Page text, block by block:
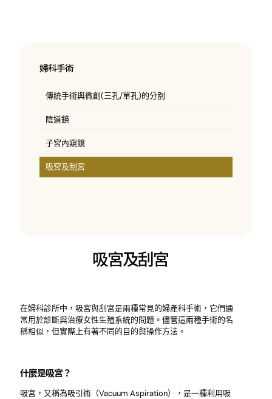
吸宮及刮宮
在婦科診所中，吸宮與刮宮是兩種常見的婦產科手術，它們通
常用於診斷與治療女性生殖系統的問題。儘管這兩種手術的名
稱相似，但實際上有著不同的目的與操作方法。
什麼是吸宮？
吸宮，又稱為吸引術（Vacuum Aspiration），是一種利用吸
婦科手術
傳統手術與微創(三孔/單孔)的分別
陰道鏡
子宮內窺鏡
吸宮及刮宮